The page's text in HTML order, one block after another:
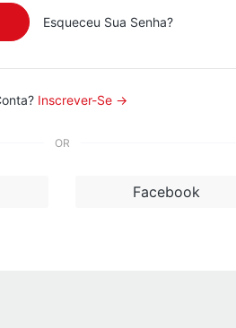
Esqueceu Sua Senha?
Inscrever-Se →
OR
Facebook